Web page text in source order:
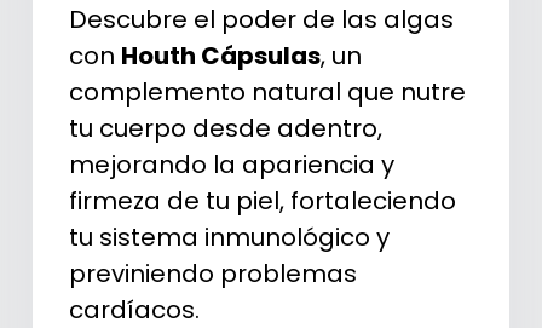
Descubre el poder de las algas
con Houth Cápsulas, un
complemento natural que nutre
tu cuerpo desde adentro,
mejorando la apariencia y
firmeza de tu piel, fortaleciendo
tu sistema inmunológico y
previniendo problemas
cardíacos.